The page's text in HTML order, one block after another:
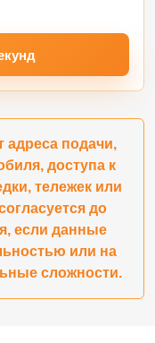
адреса подачи,
доступа к
тележек или
до
если данные
или на
сложности.